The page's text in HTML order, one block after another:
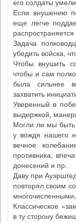
его солдаты
Если внушению
еще легче
Задача
убедить войска,
Чтобы внушить
чтобы и сам
была сильнее
захватить
Уверенный в
выдержкой,
Могли ли мы
у вождя нашего
вечное
противника,
донесений и пр.
Даву при
повторял своим
Классическое
в ту сторону